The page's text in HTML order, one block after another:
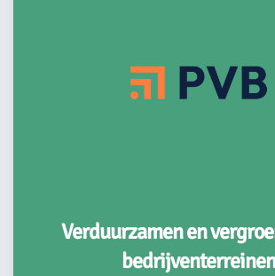
Verduurzamen en
bedrijventerreinen